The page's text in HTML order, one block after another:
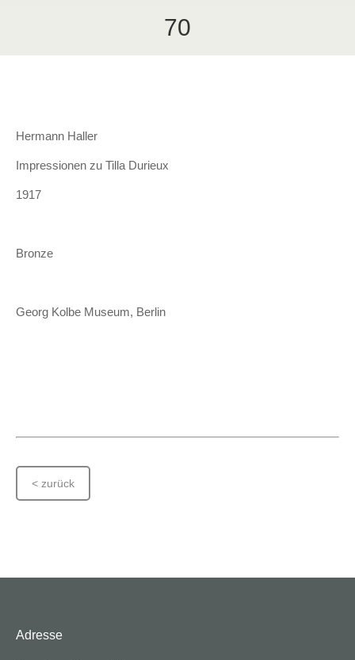
70
Hermann Haller
Impressionen zu Tilla Durieux
1917
Bronze
Georg Kolbe Museum, Berlin
< zurück
Adresse